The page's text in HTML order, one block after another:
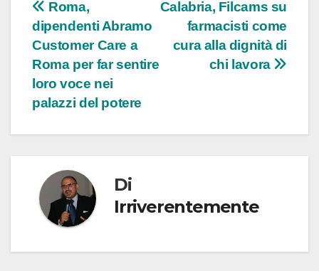
Navigazione
articoli
Calabria, Filcams su
farmacisti come
cura alla dignità di
chi lavora
Roma,
dipendenti Abramo
Customer Care a
Roma per far sentire
loro voce nei
palazzi del potere
Di
Irriverentemente